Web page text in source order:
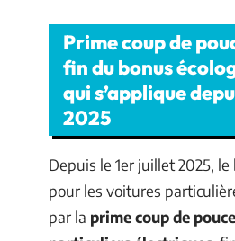
Prime coup de
fin du bonus
qui s’applique
2025
Depuis le 1er juillet 2025,
pour les voitures
par la prime coup de